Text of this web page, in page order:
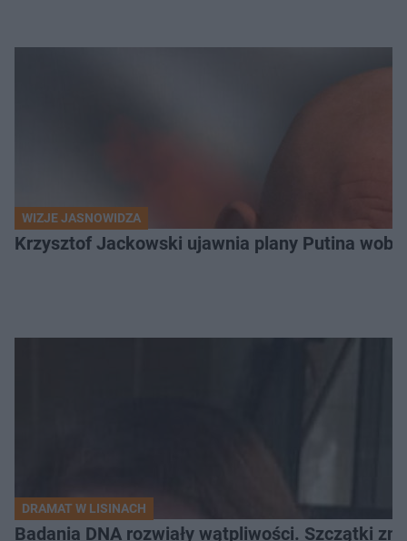
WIZJE JASNOWIDZA
Krzysztof Jackowski ujawnia plany Putina
DRAMAT W LISINACH
Badania DNA rozwiały wątpliwości. Szczątki